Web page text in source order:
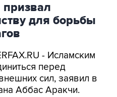
для борьбы
- Исламским
перед
сил, заявил в
Аббас Аракчи.